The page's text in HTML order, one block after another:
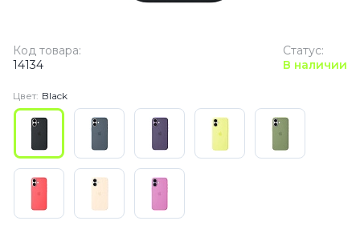
Статус:
В наличии
Код товара:
14134
Цвет: Black